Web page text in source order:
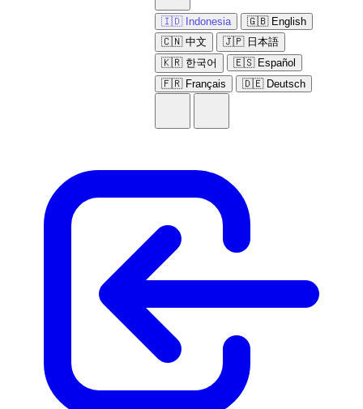
🇮🇩 Indonesia
🇬🇧 English
🇨🇳 中文
🇯🇵 日本語
🇰🇷 한국어
🇪🇸 Español
🇫🇷 Français
🇩🇪 Deutsch